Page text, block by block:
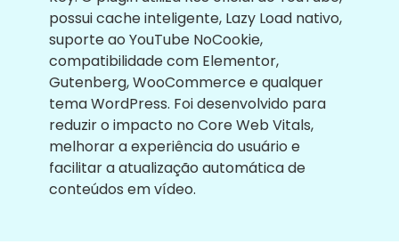
possui cache inteligente, Lazy Load nativo,
suporte ao YouTube NoCookie,
compatibilidade com Elementor,
Gutenberg, WooCommerce e qualquer
tema WordPress. Foi desenvolvido para
reduzir o impacto no Core Web Vitals,
melhorar a experiência do usuário e
facilitar a atualização automática de
conteúdos em vídeo.